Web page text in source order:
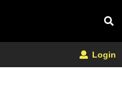
Login